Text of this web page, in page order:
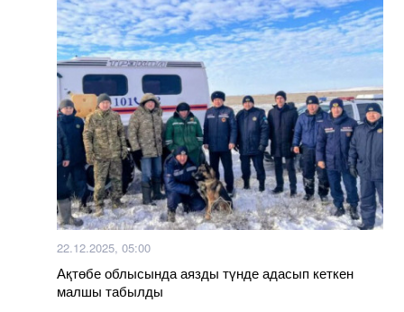
22.12.2025, 05:00
Ақтөбе облысында аязды түнде адасып кеткен
малшы табылды